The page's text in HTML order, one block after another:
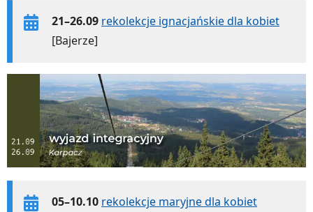
21–26.09 rekolekcje ignacjańskie dla kobiet
[Bajerze]
05–10.10 rekolekcje maryjne dla kobiet